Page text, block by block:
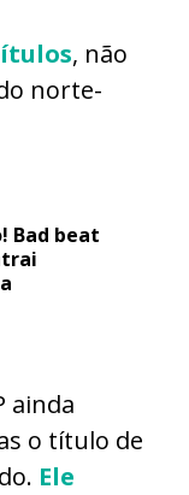
, não
norte-
Bad beat
ainda
o título de
Ele